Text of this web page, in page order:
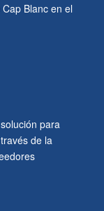
Blanc en el
para
de la